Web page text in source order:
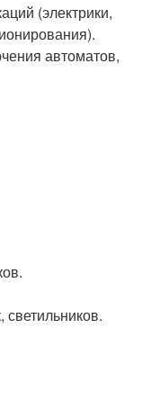
(электрики,
автоматов,
светильников.